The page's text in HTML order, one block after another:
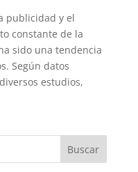
publicidad y el
constante de la
sido una tendencia
Según datos
estudios,